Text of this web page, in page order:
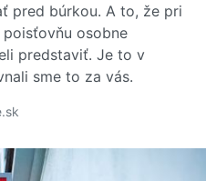
pred búrkou. A to, že pri
osobne
predstaviť. Je to v
sme to za vás.